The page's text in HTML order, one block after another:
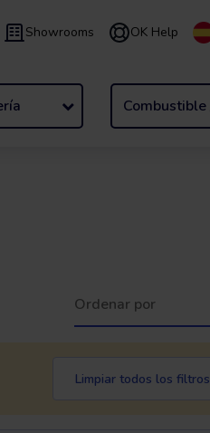
Showrooms OK Help
Ordenar por
Limpiar todos los filtros